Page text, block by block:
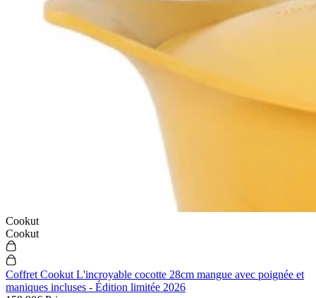
Cookut
Cookut
Coffret Cookut L'incroyable cocotte 28cm mangue avec poignée et
maniques incluses - Édition limitée 2026